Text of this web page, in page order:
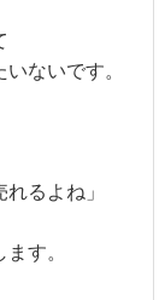
ないです。
るよね」
す。